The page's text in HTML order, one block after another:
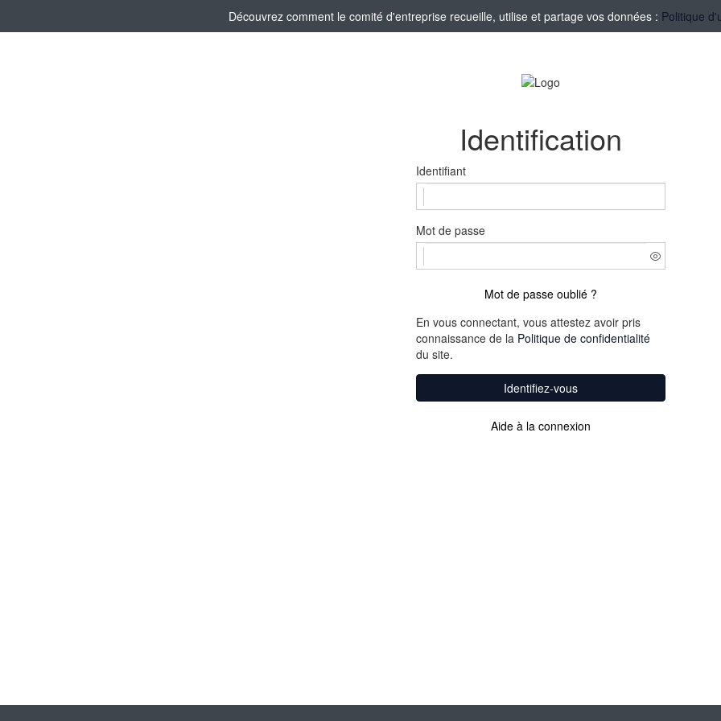
Découvrez comment le comité d'entreprise recueille, utilise et partage vos données : Politique
Identification
Identifiant
Mot de passe
Mot de passe oublié ?
En vous connectant, vous attestez avoir pris
connaissance de la Politique de confidentialité
du site.
Identifiez-vous
Aide à la connexion